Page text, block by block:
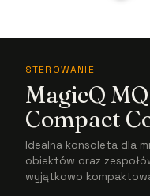
STEROWANIE
MagicQ
Compact
Idealna konsoleta dla
obiektów oraz
wyjątkowo